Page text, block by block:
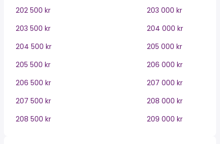
202 500 kr
203 000 kr
203 500 kr
204 000 kr
204 500 kr
205 000 kr
205 500 kr
206 000 kr
206 500 kr
207 000 kr
207 500 kr
208 000 kr
208 500 kr
209 000 kr